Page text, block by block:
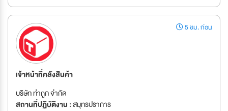
5 ชม. ก่อน
เจ้าหน้าที่คลังสินค้า
บริษัท ทำถูก จำกัด
สถานที่ปฏิบัติงาน :สมุทรปราการ